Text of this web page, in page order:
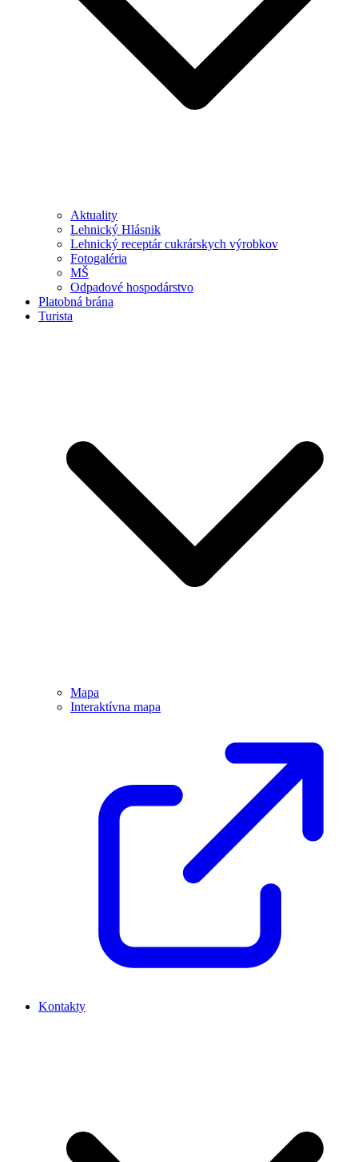
Aktuality
Lehnický Hlásnik
Lehnický receptár cukrárskych výrobkov
Fotogaléria
MŠ
Odpadové hospodárstvo
Platobná brána
Turista
Mapa
Interaktívna mapa
Kontakty